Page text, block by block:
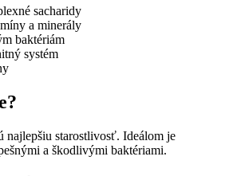
sacharidy
a minerály
baktériám
systém
najlepšiu starostlivosť. Ideálom je
a škodlivými baktériami.